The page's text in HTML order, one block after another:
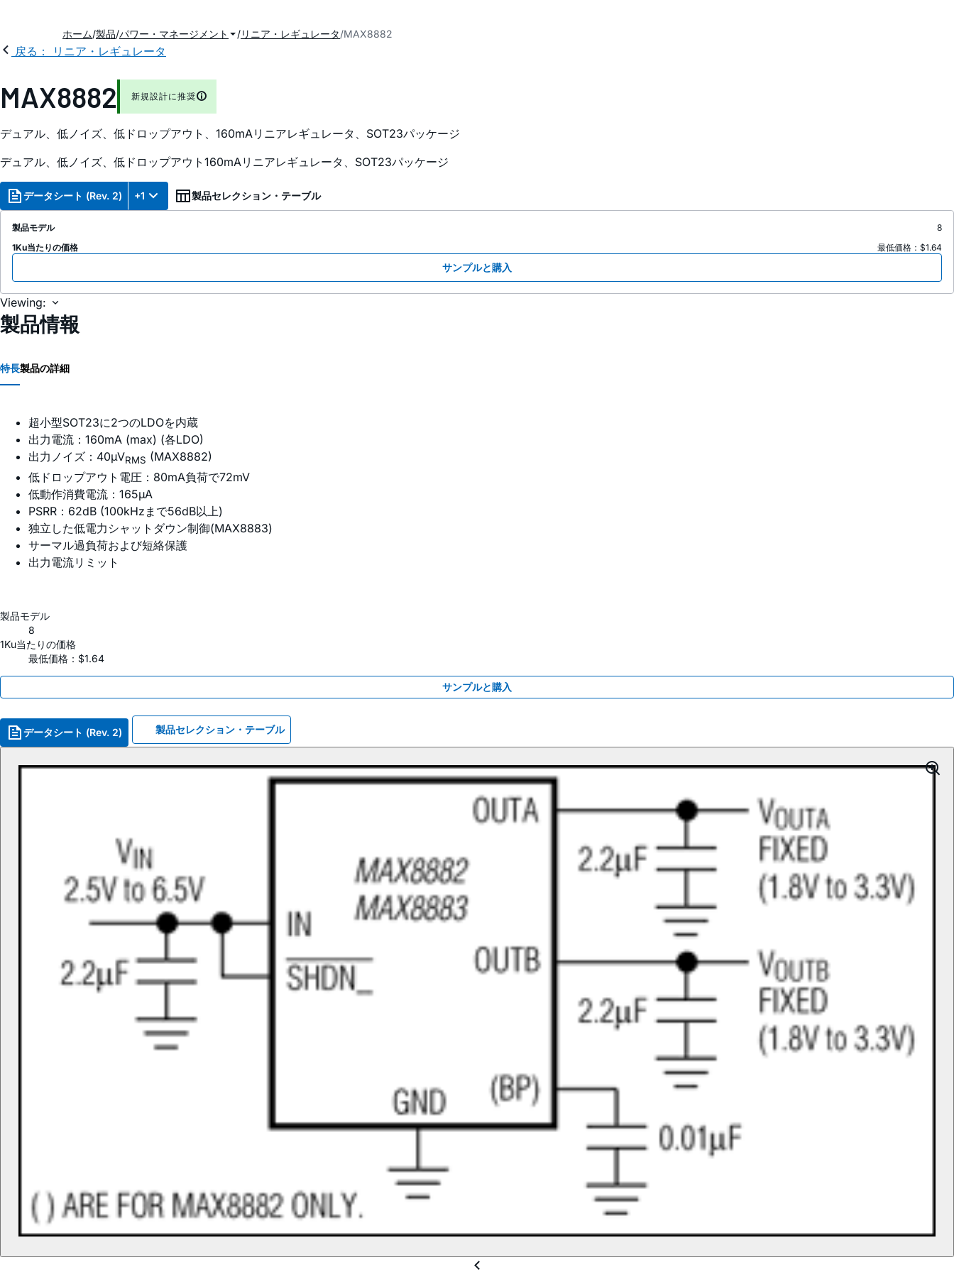
ホーム 製品 パワー・マネージメント リニア・レギュレータ MAX8882
戻る： リニア・レギュレータ
MAX8882 新規設計に推奨
デュアル、低ノイズ、低ドロップアウト、160mAリニアレギュレータ、SOT23パッケージ
デュアル、低ノイズ、低ドロップアウト160mAリニアレギュレータ、SOT23パッケージ
データシート (Rev. 2) +1 製品セレクション・テーブル
製品モデル
8
1Ku当たりの価格
最低価格：$1.64
サンプルと購入
Viewing:
製品情報
特長製品の詳細
超小型SOT23に2つのLDOを内蔵
出力電流：160mA (max) (各LDO)
出力ノイズ：40µVRMS (MAX8882)
低ドロップアウト電圧：80mA負荷で72mV
低動作消費電流：165µA
PSRR：62dB (100kHzまで56dB以上)
独立した低電力シャットダウン制御(MAX8883)
サーマル過負荷および短絡保護
出力電流リミット
製品モデル
8
1Ku当たりの価格
最低価格：$1.64
サンプルと購入
データシート (Rev. 2) 製品セレクション・テーブル